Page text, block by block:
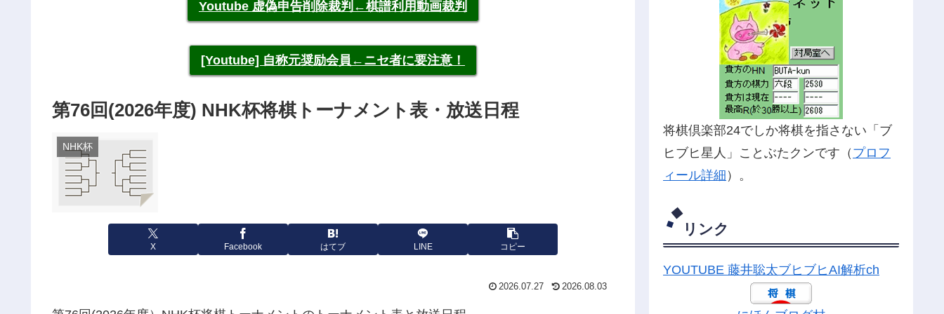
Youtube 虚偽申告削除裁判←棋譜利用動画裁判
[Youtube] 自称元奨励会員←ニセ者に要注意！
第76回(2026年度) NHK杯将棋トーナメント表・放送日程
NHK杯
X Facebook はてブ LINE コピー
2026.07.27 2026.08.03
将棋倶楽部24でしか将棋を指さない「ブ
ヒブヒ星人」ことぶたクンです（ プロフ
ィール詳細 ）。
リンク
YOUTUBE 藤井聡太ブヒブヒAI解析ch